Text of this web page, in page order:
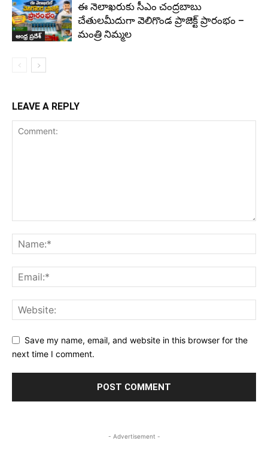
ఆంధ్ర ప్రదేశ్
ఈ నెలాఖరుకు సీఎం చంద్రబాబు
చేతులమీదుగా వెలిగొండ ప్రాజెక్ట్‌ ప్రారంభం –
మంత్రి నిమ్మల
LEAVE A REPLY
Save my name, email, and website in this browser for the
next time I comment.
- Advertisement -